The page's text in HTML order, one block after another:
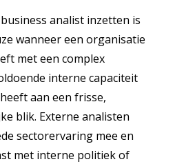
analist inzetten is
wanneer een organisatie
met een complex
interne capaciteit
aan een frisse,
blik. Externe analisten
sectorervaring mee en
met interne politiek of